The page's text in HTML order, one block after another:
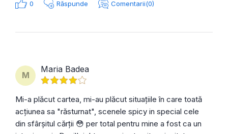
0 Răspunde Comentarii(0)
M
Maria Badea
Mi-a plăcut cartea, mi-au plăcut situațiile în care toată
acțiunea sa "răsturnat", scenele spicy in special cele
din sfârșitul cărții 😳 per total pentru mine a fost ca un